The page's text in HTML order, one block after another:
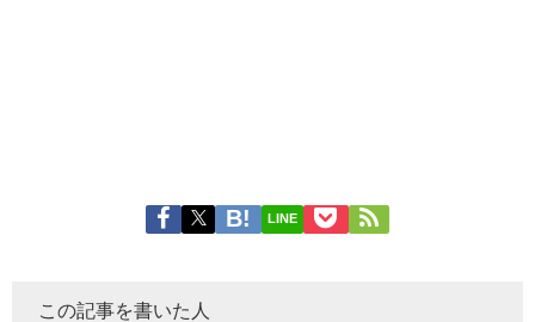
LINE
この記事を書いた人